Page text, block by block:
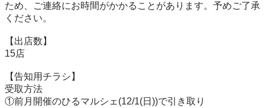
ため、ご連絡にお時間がかかることがあります。予めご了承
ください。
【出店数】
15店
【告知用チラシ】
受取方法
①前月開催のひるマルシェ(12/1(日))で引き取り